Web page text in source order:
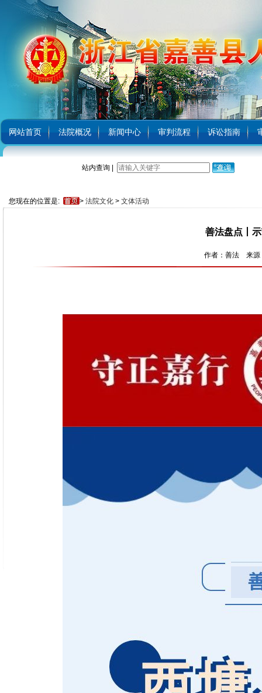
网站首页 法院概况 新闻中心 审判流程 诉讼指南
站内查询 |
您现在的位置是: > 法院文化 > 文体活动
善法盘点丨
作者：善法 来源